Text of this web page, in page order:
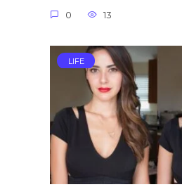
0 13
LIFE